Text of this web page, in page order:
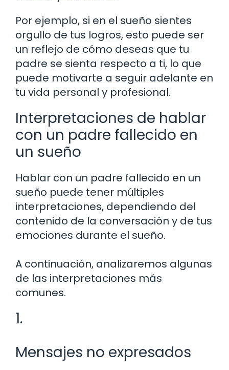
Por ejemplo, si en el sueño sientes
orgullo de tus logros, esto puede ser
un reflejo de cómo deseas que tu
padre se sienta respecto a ti, lo que
puede motivarte a seguir adelante en
tu vida personal y profesional.
Interpretaciones de hablar
con un padre fallecido en
un sueño
Hablar con un padre fallecido en un
sueño puede tener múltiples
interpretaciones, dependiendo del
contenido de la conversación y de tus
emociones durante el sueño.
A continuación, analizaremos algunas
de las interpretaciones más
comunes.
1.
Mensajes no expresados